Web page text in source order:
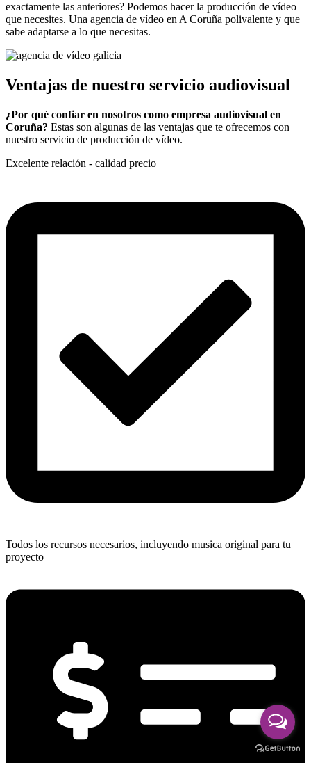
exactamente las anteriores? Podemos hacer la producción de vídeo
que necesites. Una agencia de vídeo en A Coruña polivalente y que
sabe adaptarse a lo que necesitas.
Ventajas de nuestro servicio audiovisual
¿Por qué confiar en nosotros como empresa audiovisual en
Coruña? Estas son algunas de las ventajas que te ofrecemos con
nuestro servicio de producción de vídeo.
Excelente relación - calidad precio
Todos los recursos necesarios, incluyendo musica original para tu
proyecto